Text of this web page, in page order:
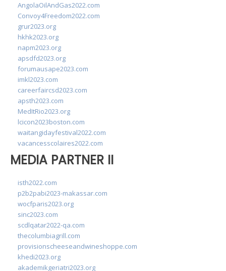
AngolaOilAndGas2022.com
Convoy4Freedom2022.com
grur2023.org
hkhk2023.org
napm2023.org
apsdfd2023.org
forumausape2023.com
imkl2023.com
careerfaircsd2023.com
apsth2023.com
MedItRio2023.org
lcicon2023boston.com
waitangidayfestival2022.com
vacancesscolaires2022.com
MEDIA PARTNER II
isth2022.com
p2b2pabi2023-makassar.com
wocfparis2023.org
sinc2023.com
scdlqatar2022-qa.com
thecolumbiagrill.com
provisionscheeseandwineshoppe.com
khedi2023.org
akademikgeriatri2023.org